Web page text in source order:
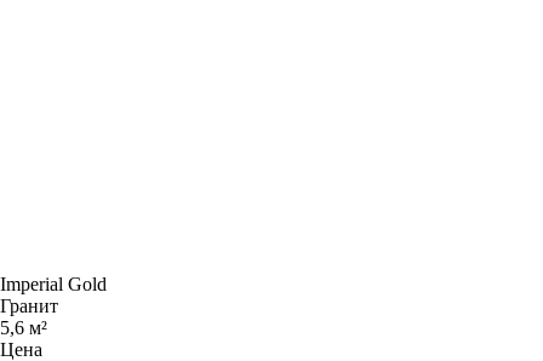
Imperial Gold
Гранит
5,6 м²
Цена